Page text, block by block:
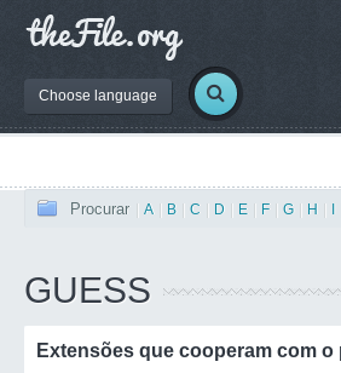
Choose language
Procurar A B C D E F G H
GUESS
Extensões que cooperam com o